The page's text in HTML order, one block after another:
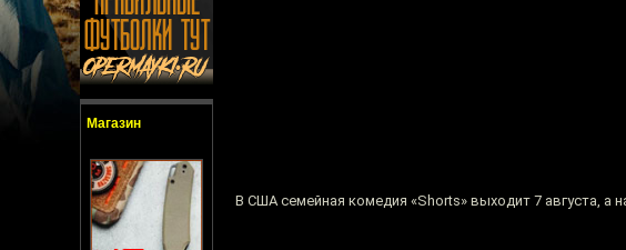
Магазин
В США семейная комедия «Shorts» выходит 7 августа, а